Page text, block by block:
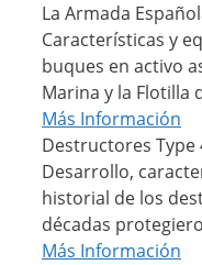
La Armada
Características y
buques en activo
Marina y la Flotilla
Más Información
Destructores Type
Desarrollo,
historial de los
décadas
Más Información